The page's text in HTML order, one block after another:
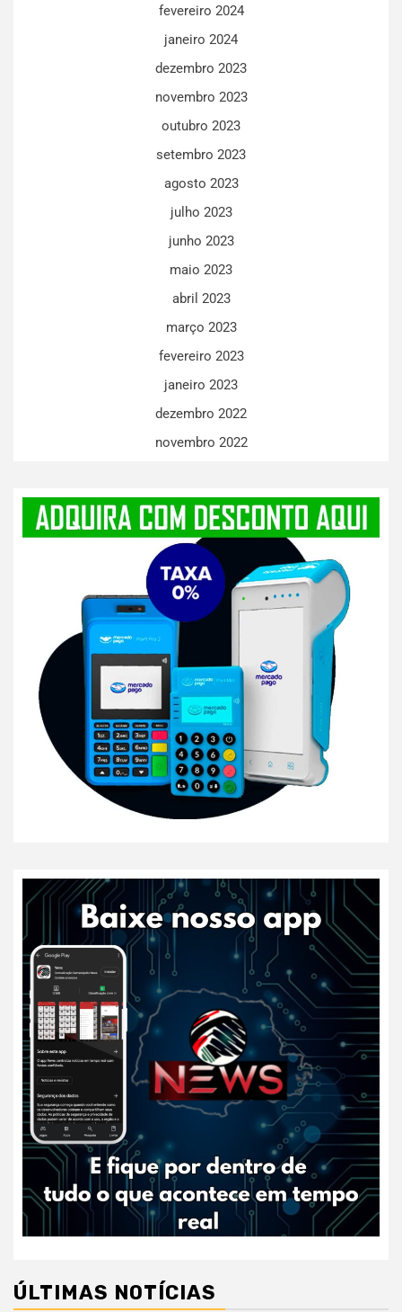
fevereiro 2024
janeiro 2024
dezembro 2023
novembro 2023
outubro 2023
setembro 2023
agosto 2023
julho 2023
junho 2023
maio 2023
abril 2023
março 2023
fevereiro 2023
janeiro 2023
dezembro 2022
novembro 2022
ÚLTIMAS NOTÍCIAS